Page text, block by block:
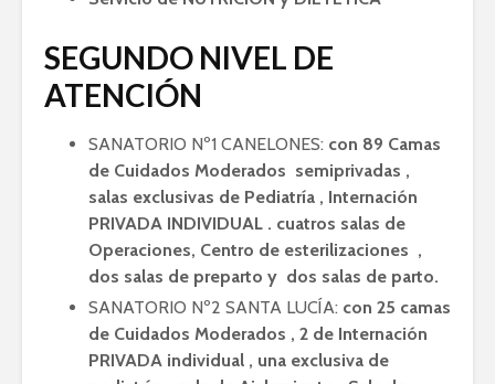
SEGUNDO NIVEL DE
ATENCIÓN
SANATORIO Nº1 CANELONES: con 89 Camas
de Cuidados Moderados semiprivadas ,
salas exclusivas de Pediatría , Internación
PRIVADA INDIVIDUAL . cuatros salas de
Operaciones, Centro de esterilizaciones ,
dos salas de preparto y dos salas de parto.
SANATORIO Nº2 SANTA LUCÍA: con 25 camas
de Cuidados Moderados , 2 de Internación
PRIVADA individual , una exclusiva de